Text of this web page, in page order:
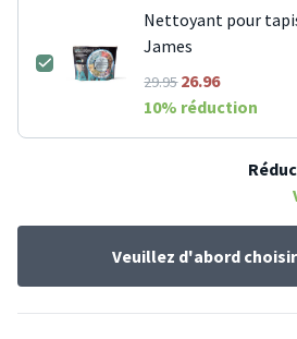
Nettoyant pour
James
29.9526.96
10% réduction
Veuillez d'abord